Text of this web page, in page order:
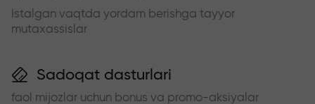
Istalgan vaqtda yordam berishga tayyor
mutaxassislar
Sadoqat dasturlari
faol mijozlar uchun bonus va promo-aksiyalar